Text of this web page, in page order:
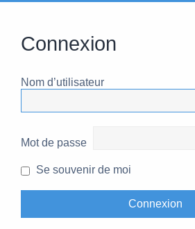
Connexion
Nom d’utilisateur
Mot de passe
Se souvenir de moi